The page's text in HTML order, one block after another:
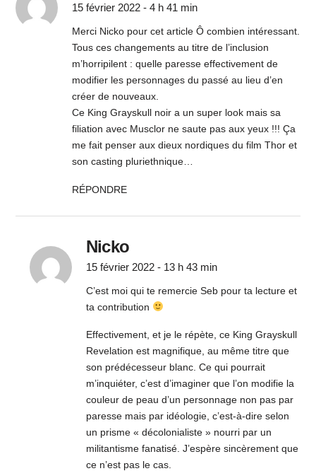
15 février 2022 - 4 h 41 min
Merci Nicko pour cet article Ô combien intéressant.
Tous ces changements au titre de l’inclusion
m’horripilent : quelle paresse effectivement de
modifier les personnages du passé au lieu d’en
créer de nouveaux.
Ce King Grayskull noir a un super look mais sa
filiation avec Musclor ne saute pas aux yeux !!! Ça
me fait penser aux dieux nordiques du film Thor et
son casting pluriethnique…
RÉPONDRE
Nicko
15 février 2022 - 13 h 43 min
C’est moi qui te remercie Seb pour ta lecture et
ta contribution
Effectivement, et je le répète, ce King Grayskull
Revelation est magnifique, au même titre que
son prédécesseur blanc. Ce qui pourrait
m’inquiéter, c’est d’imaginer que l’on modifie la
couleur de peau d’un personnage non pas par
paresse mais par idéologie, c’est-à-dire selon
un prisme « décolonialiste » nourri par un
militantisme fanatisé. J’espère sincèrement que
ce n’est pas le cas.